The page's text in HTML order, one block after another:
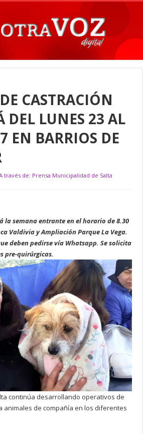
CASTRACIÓN
DEL LUNES 23 AL
EN BARRIOS DE
través de: Prensa Municipalidad de Salta
la semana entrante en el horario de 8.30
Valdivia y Ampliación Parque La Vega.
deben pedirse vía Whatsapp. Se solicita
pre-quirúrgicas.
continúa desarrollando operativos de
animales de compañía en los diferentes